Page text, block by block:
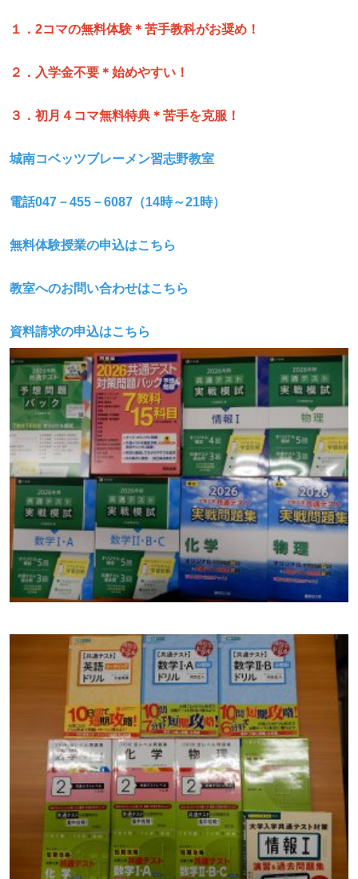
１．2コマの無料体験＊苦手教科がお奨め！
２．入学金不要＊始めやすい！
３．初月４コマ無料特典＊苦手を克服！
城南コベッツブレーメン習志野教室
電話047 －455 －6087 （14時～21時）
無料体験授業の申込はこちら
教室へのお問い合わせはこちら
資料請求の申込はこちら